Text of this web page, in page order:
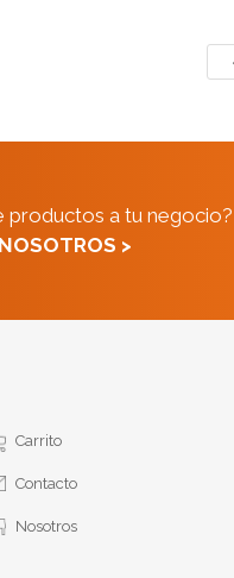
productos a tu negocio?
>
Carrito
Contacto
Nosotros